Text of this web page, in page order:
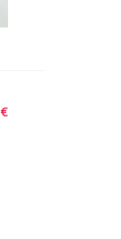
€